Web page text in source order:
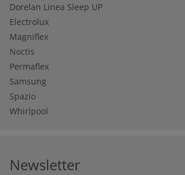
Dorelan Linea Sleep UP
Electrolux
Magniflex
Noctis
Permaflex
Samsung
Spazio
Whirlpool
Newsletter